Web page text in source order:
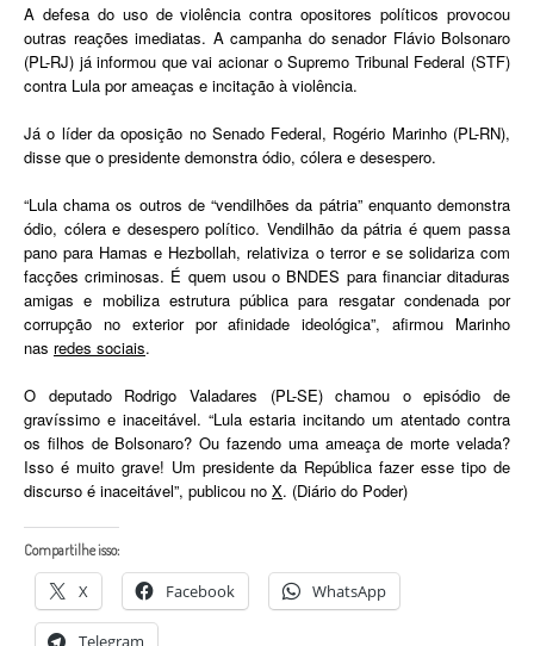
A defesa do uso de violência contra opositores políticos provocou
outras reações imediatas. A campanha do senador Flávio Bolsonaro
(PL-RJ) já informou que vai acionar o Supremo Tribunal Federal (STF)
contra Lula por ameaças e incitação à violência.
Já o líder da oposição no Senado Federal, Rogério Marinho (PL-RN),
disse que o presidente demonstra ódio, cólera e desespero.
“Lula chama os outros de “vendilhões da pátria” enquanto demonstra
ódio, cólera e desespero político. Vendilhão da pátria é quem passa
pano para Hamas e Hezbollah, relativiza o terror e se solidariza com
facções criminosas. É quem usou o BNDES para financiar ditaduras
amigas e mobiliza estrutura pública para resgatar condenada por
corrupção no exterior por afinidade ideológica”, afirmou Marinho
nas redes sociais.
O deputado Rodrigo Valadares (PL-SE) chamou o episódio de
gravíssimo e inaceitável. “Lula estaria incitando um atentado contra
os filhos de Bolsonaro? Ou fazendo uma ameaça de morte velada?
Isso é muito grave! Um presidente da República fazer esse tipo de
discurso é inaceitável”, publicou no X. (Diário do Poder)
Compartilhe isso:
X Facebook WhatsApp
Telegram